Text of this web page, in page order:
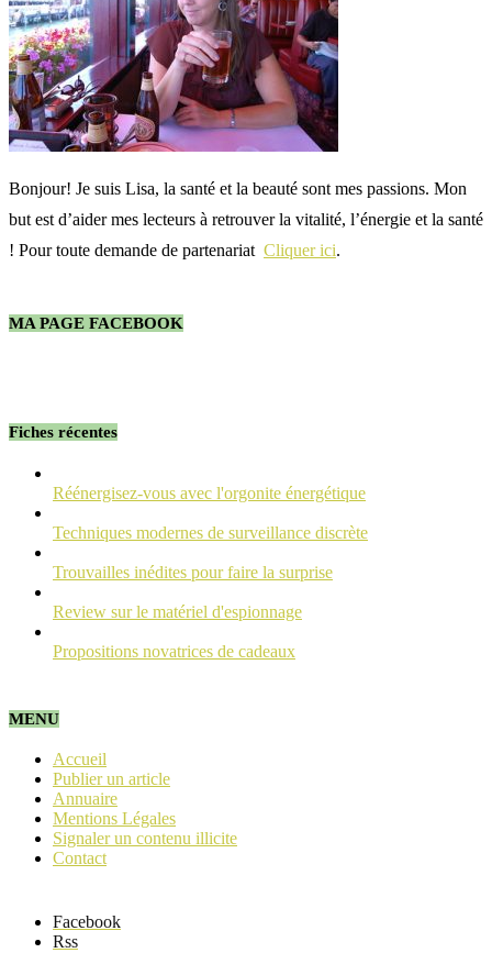
Bonjour! Je suis Lisa, la santé et la beauté sont mes passions. Mon
but est d’aider mes lecteurs à retrouver la vitalité, l’énergie et la santé
! Pour toute demande de partenariat Cliquer ici.
MA PAGE FACEBOOK
Fiches récentes
Réénergisez-vous avec l'orgonite énergétique
Techniques modernes de surveillance discrète
Trouvailles inédites pour faire la surprise
Review sur le matériel d'espionnage
Propositions novatrices de cadeaux
MENU
Accueil
Publier un article
Annuaire
Mentions Légales
Signaler un contenu illicite
Contact
Facebook
Rss